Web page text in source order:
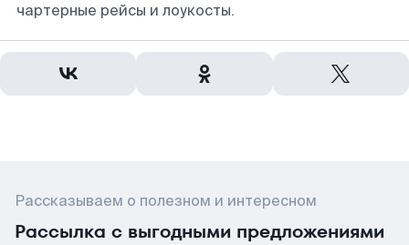
чартерные рейсы и лоукосты.
Рассказываем о полезном и интересном
Рассылка с выгодными предложениями